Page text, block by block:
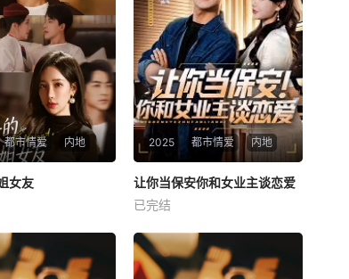
都市情爱 内地
姐女友
女友
2025 都市情爱 内地
未知
让你当保安你和女业主谈恋爱
已完结